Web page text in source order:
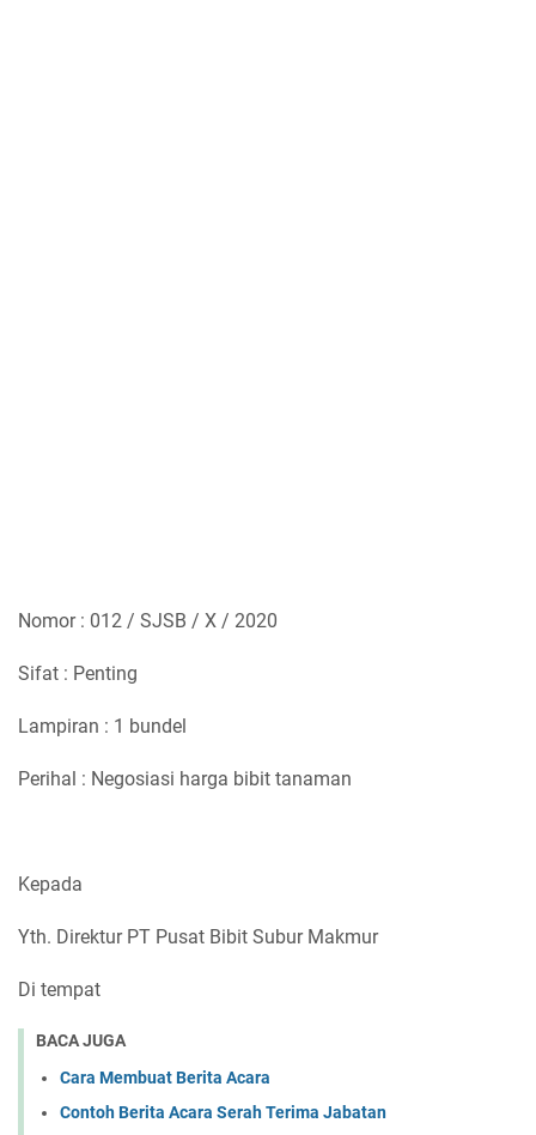
Nomor : 012 / SJSB / X / 2020
Sifat : Penting
Lampiran : 1 bundel
Perihal : Negosiasi harga bibit tanaman
Kepada
Yth. Direktur PT Pusat Bibit Subur Makmur
Di tempat
BACA JUGA
Cara Membuat Berita Acara
Contoh Berita Acara Serah Terima Jabatan